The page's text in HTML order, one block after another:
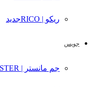
ریکو | RICO جدید
جویس
جم مانستر | JAM MONSTER